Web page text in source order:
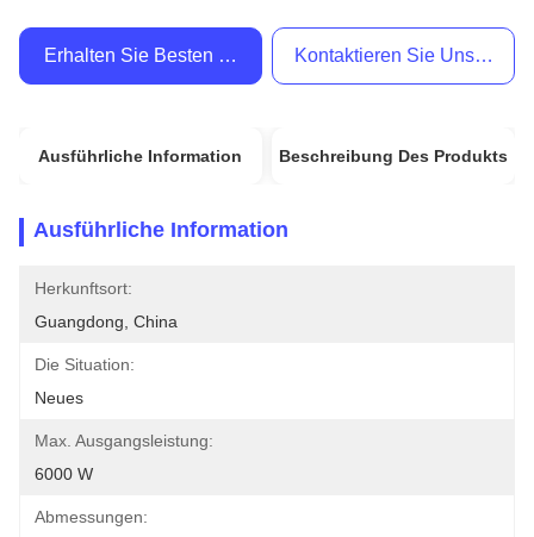
Erhalten Sie Besten Preis Kontaktieren Sie Uns Jetzt
Ausführliche Information Beschreibung Des Produkts
Ausführliche Information
Herkunftsort:
Guangdong, China
Die Situation:
Neues
Max. Ausgangsleistung:
6000 W
Abmessungen: